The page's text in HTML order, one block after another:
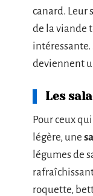
canard. Leur
de la viande
intéressante.
deviennent
Les
Pour ceux
légère, une
légumes de
roquette,